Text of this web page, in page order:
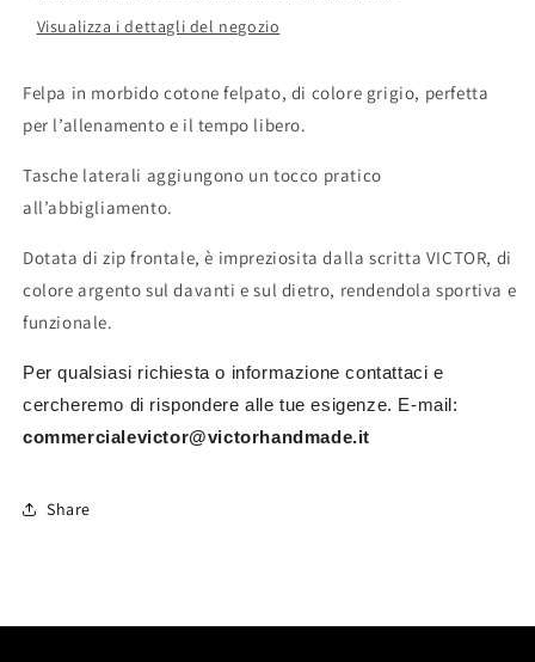
Visualizza i dettagli del negozio
Felpa in morbido cotone felpato, di colore grigio, perfetta
per l’allenamento e il tempo libero.
Tasche laterali aggiungono un tocco pratico
all’abbigliamento.
Dotata di zip frontale, è impreziosita dalla scritta VICTOR, di
colore argento sul davanti e sul dietro, rendendola sportiva e
funzionale.
Per qualsiasi richiesta o informazione contattaci e
cercheremo di rispondere alle tue esigenze. E-mail:
commercialevictor@victorhandmade.it
Share